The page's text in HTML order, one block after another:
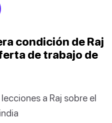
condición de Raj
de trabajo de
a Raj sobre el